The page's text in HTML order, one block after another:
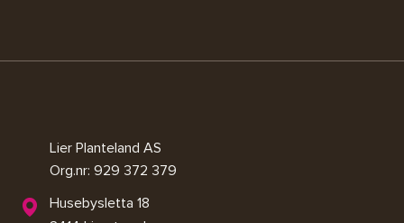
Lier Planteland AS
Org.nr: 929 372 379
Husebysletta 18